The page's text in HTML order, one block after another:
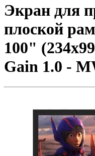
Экран для
плоской
100"
Gain 1.0 -